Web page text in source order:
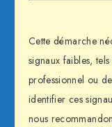
Cette démarche
signaux faibles,
professionnel ou
identifier ces
nous